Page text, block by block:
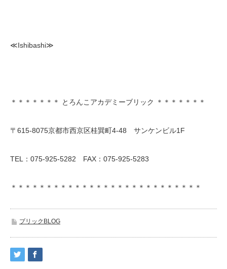
≪Ishibashi≫
＊＊＊＊＊＊＊ とろんこアカデミーブリック ＊＊＊＊＊＊＊
〒615-8075京都市西京区桂巽町4-48 サンケンビル1F
TEL：075-925-5282 FAX：075-925-5283
＊＊＊＊＊＊＊＊＊＊＊＊＊＊＊＊＊＊＊＊＊＊＊＊＊＊＊
ブリックBLOG